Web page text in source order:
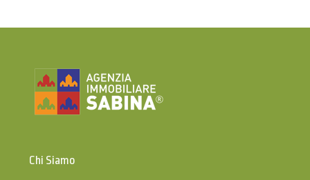
Chi Siamo